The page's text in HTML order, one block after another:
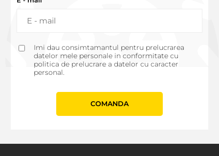
Imi dau consimtamantul pentru prelucrarea
datelor mele personale in conformitate cu
politica de prelucrare a datelor cu caracter
personal.
СOMANDA